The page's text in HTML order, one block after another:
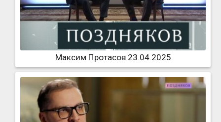
Максим Протасов 23.04.2025